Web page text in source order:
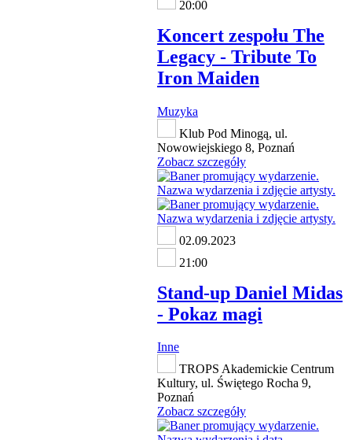
20:00
Koncert zespołu The
Legacy - Tribute To
Iron Maiden
Muzyka
Klub Pod Minogą, ul.
Nowowiejskiego 8, Poznań
Zobacz szczegóły
02.09.2023
21:00
Stand-up Daniel Midas
- Pokaz magi
Inne
TROPS Akademickie Centrum
Kultury, ul. Świętego Rocha 9,
Poznań
Zobacz szczegóły